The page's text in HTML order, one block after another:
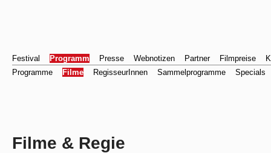
Festival Programm Presse Webnotizen Partner Filmpreise
Programme
Filme RegisseurInnen Sammelprogramme Specials
Filme & Regie